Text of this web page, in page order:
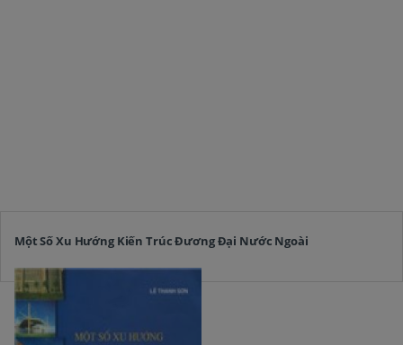
Một Số Xu Hướng Kiến Trúc Đương Đại Nước Ngoài